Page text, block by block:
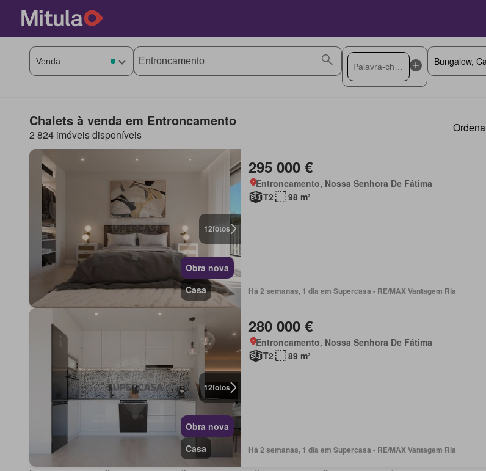
Chalets à venda em Entroncamento
2 824 imóveis disponíveis
12fotos
Obra nova
Casa
295 000 €
Entroncamento, Nossa Senhora De Fátima
T2
98 m²
Há 2 semanas, 1 dia em Supercasa - RE/MAX Vantagem Ria
12fotos
Obra nova
Casa
280 000 €
Entroncamento, Nossa Senhora De Fátima
T2
89 m²
Há 2 semanas, 1 dia em Supercasa - RE/MAX Vantagem Ria